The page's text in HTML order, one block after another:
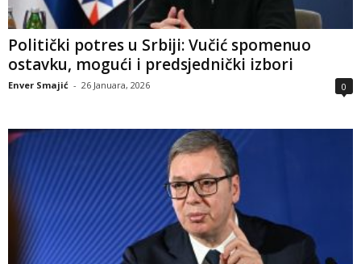
Politički potres u Srbiji: Vučić spomenuo
ostavku, mogući i predsjednički izbori
Enver Smajić - 26 Januara, 2026 0